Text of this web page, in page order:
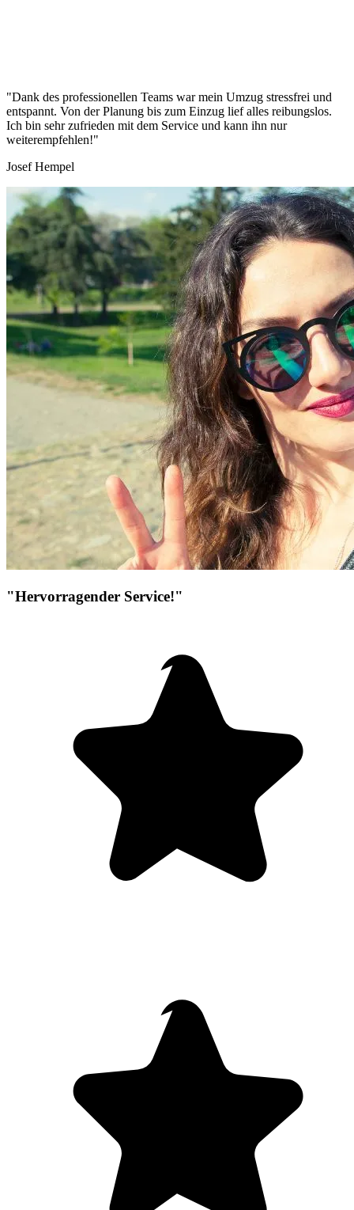
"Dank des professionellen Teams war mein Umzug stressfrei und
entspannt. Von der Planung bis zum Einzug lief alles reibungslos.
Ich bin sehr zufrieden mit dem Service und kann ihn nur
weiterempfehlen!"
Josef Hempel
"Hervorragender Service!"